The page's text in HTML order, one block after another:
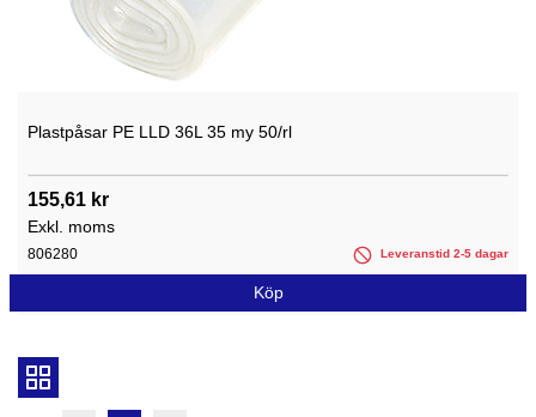
Plastpåsar PE LLD 36L 35 my 50/rl
155,61 kr
Exkl. moms
806280 Leveranstid 2-5 dagar
Köp